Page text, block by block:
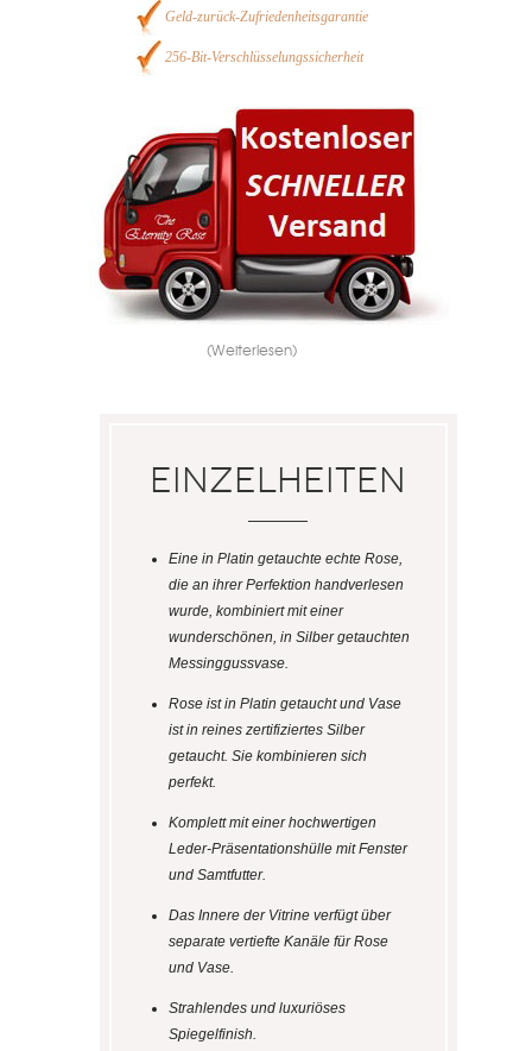
Geld-zurück-Zufriedenheitsgarantie
256-Bit-Verschlüsselungssicherheit
(Weiterlesen)
Einzelheiten
Eine in Platin getauchte echte Rose,
die an ihrer Perfektion handverlesen
wurde, kombiniert mit einer
wunderschönen, in Silber getauchten
Messinggussvase.
Rose ist in Platin getaucht und Vase
ist in reines zertifiziertes Silber
getaucht. Sie kombinieren sich
perfekt.
Komplett mit einer hochwertigen
Leder-Präsentationshülle mit Fenster
und Samtfutter.
Das Innere der Vitrine verfügt über
separate vertiefte Kanäle für Rose
und Vase.
Strahlendes und luxuriöses
Spiegelfinish.